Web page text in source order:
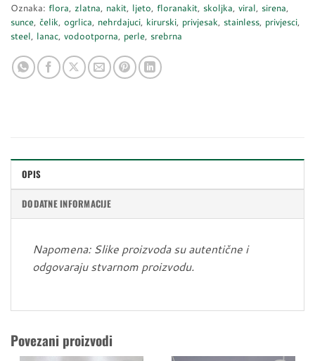
Oznaka: flora, zlatna, nakit, ljeto, floranakit, skoljka, viral, sirena,
sunce, čelik, ogrlica, nehrdajuci, kirurski, privjesak, stainless, privjesci,
steel, lanac, vodootporna, perle, srebrna
OPIS
DODATNE INFORMACIJE
Napomena: Slike proizvoda su autentične i
odgovaraju stvarnom proizvodu.
Povezani proizvodi